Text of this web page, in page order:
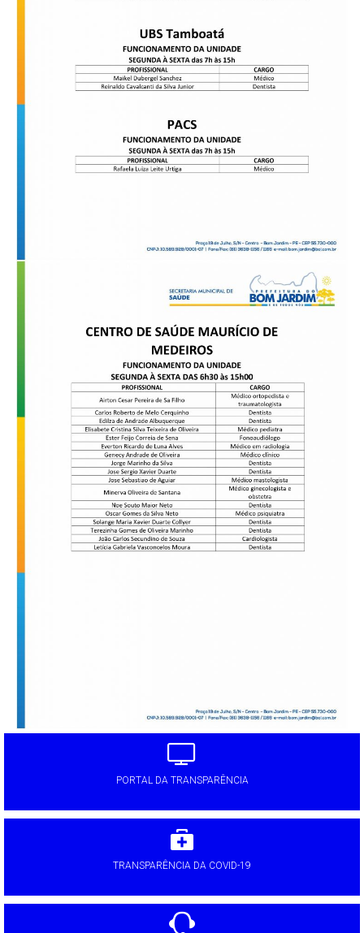
PORTAL DA TRANSPARÊNCIA
TRANSPARÊNCIA DA COVID-19